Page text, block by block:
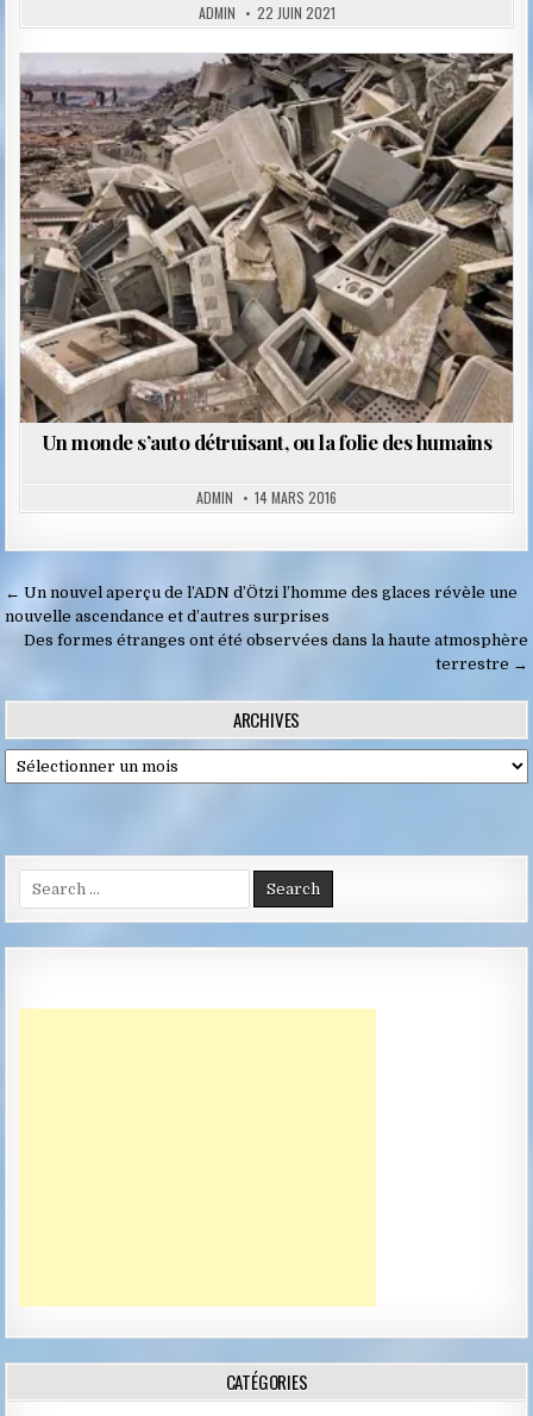
ADMIN 22 JUIN 2021
Posted
in
Un monde s’auto détruisant, ou la folie des humains
ADMIN 14 MARS 2016
Navigation
de
← Un nouvel aperçu de l’ADN d’Ötzi l’homme des glaces révèle une
nouvelle ascendance et d’autres surprises
Des formes étranges ont été observées dans la haute atmosphère
terrestre →
ARCHIVES
Archives
for:
CATÉGORIES